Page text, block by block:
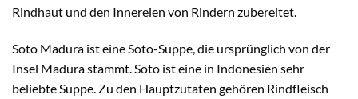
Rindhaut und den Innereien von Rindern zubereitet.
Soto Madura ist eine Soto-Suppe, die ursprünglich von der
Insel Madura stammt. Soto ist eine in Indonesien sehr
beliebte Suppe. Zu den Hauptzutaten gehören Rindfleisch